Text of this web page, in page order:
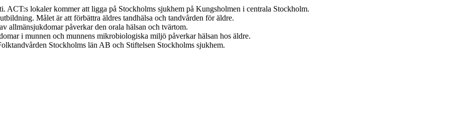
ACT:s lokaler kommer att ligga på Stockholms sjukhem på Kungsholmen i centrala Stockholm.
Målet är att förbättra äldres tandhälsa och tandvården för äldre.
allmänsjukdomar påverkar den orala hälsan och tvärtom.
i munnen och munnens mikrobiologiska miljö påverkar hälsan hos äldre.
Stockholms län AB och Stiftelsen Stockholms sjukhem.